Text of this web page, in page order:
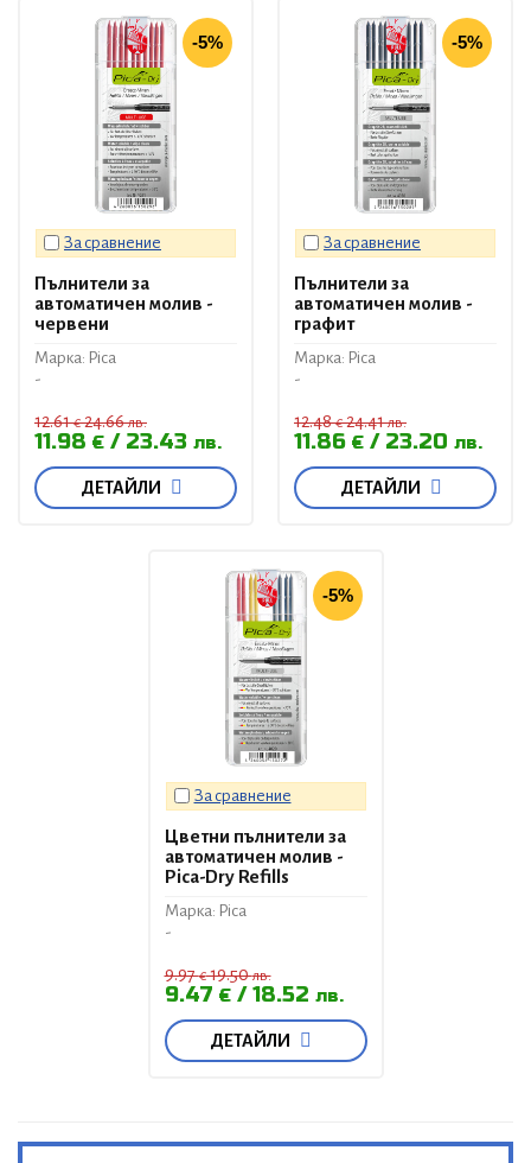
-5%
За сравнение
Пълнители за
автоматичен молив -
червени
Марка: Pica
-
12.61€24.66лв.
11.98 € 23.43 лв.
ДЕТАЙЛИ
-5%
За сравнение
Пълнители за
автоматичен молив -
графит
Марка: Pica
-
12.48€24.41лв.
11.86 € 23.20 лв.
ДЕТАЙЛИ
-5%
За сравнение
Цветни пълнители за
автоматичен молив -
Pica-Dry Refills
Марка: Pica
-
9.97€19.50лв.
9.47 € 18.52 лв.
ДЕТАЙЛИ